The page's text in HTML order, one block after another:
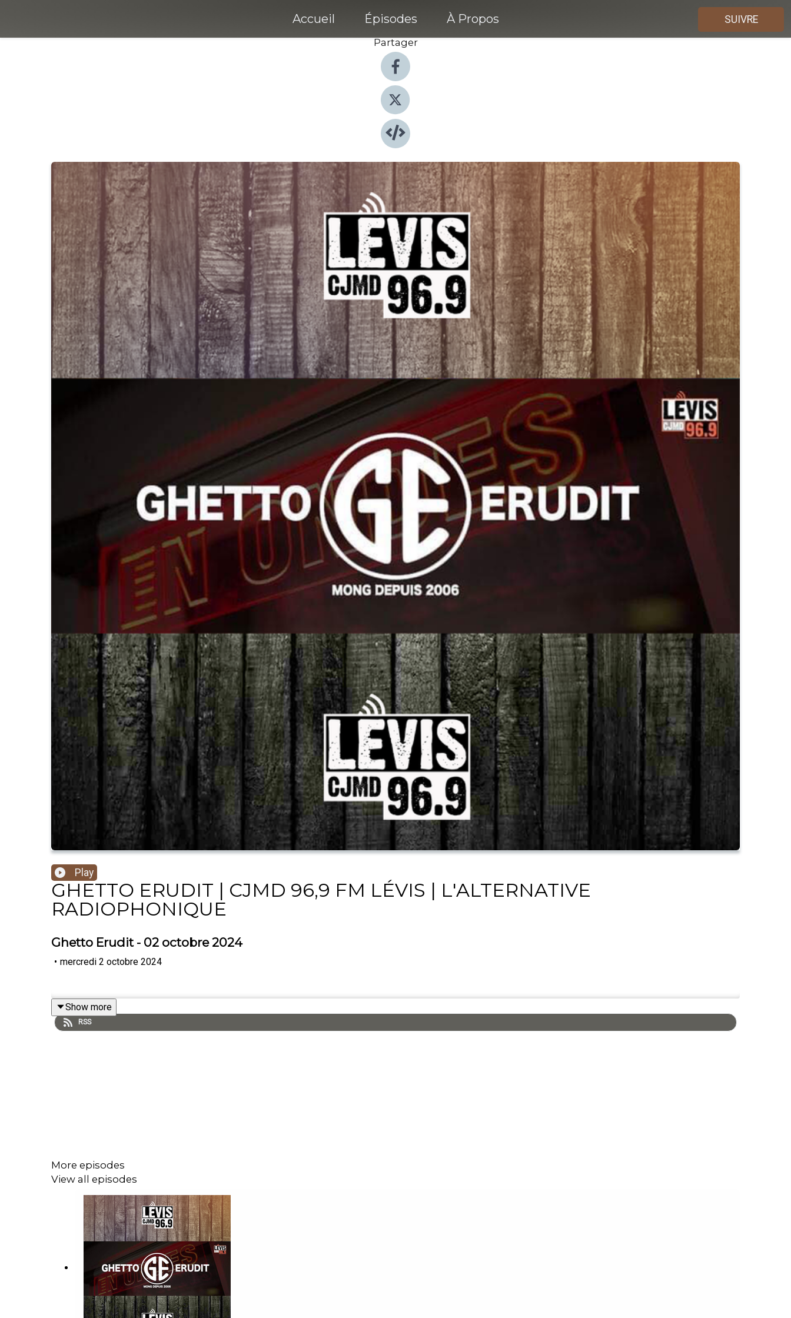
Accueil Épisodes À Propos
SUIVRE
Partager
Play
GHETTO ERUDIT | CJMD 96,9 FM LÉVIS | L'ALTERNATIVE
RADIOPHONIQUE
Ghetto Erudit - 02 octobre 2024
• mercredi 2 octobre 2024
Show more
RSS
More episodes
View all episodes